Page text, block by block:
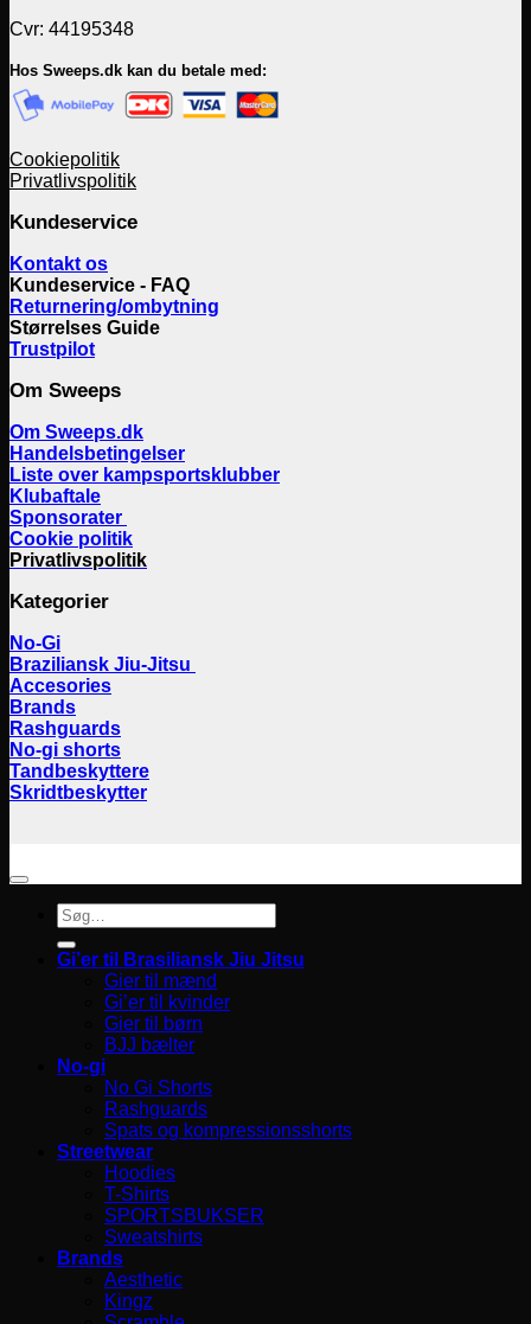
Cvr: 44195348
Hos Sweeps.dk kan du betale med:
Cookiepolitik
Privatlivspolitik
Kundeservice
Kontakt os
Kundeservice - FAQ
Returnering/ombytning
Størrelses Guide
Trustpilot
Om Sweeps
Om Sweeps.dk
Handelsbetingelser
Liste over kampsportsklubber
Klubaftale
Sponsorater
Cookie politik
Privatlivspolitik
Kategorier
No-Gi
Braziliansk Jiu-Jitsu
Accesories
Brands
Rashguards
No-gi shorts
Tandbeskyttere
Skridtbeskytter
Søg
efter:
Gi’er til Brasiliansk Jiu Jitsu
Gier til mænd
Gi’er til kvinder
Gier til børn
BJJ bælter
No-gi
No Gi Shorts
Rashguards
Spats og kompressionsshorts
Streetwear
Hoodies
T-Shirts
SPORTSBUKSER
Sweatshirts
Brands
Aesthetic
Kingz